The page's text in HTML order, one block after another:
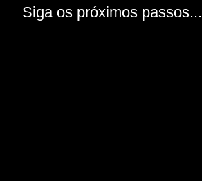
Siga os próximos passos...